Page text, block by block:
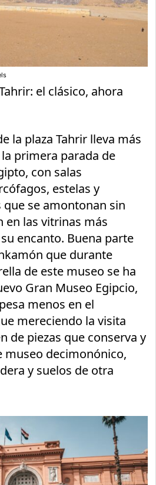
el clásico, ahora
la plaza Tahrir lleva más
primera parada de
con salas
estelas y
que se amontonan sin
en las vitrinas más
encanto. Buena parte
que durante
de este museo se ha
Gran Museo Egipcio,
menos en el
mereciendo la visita
de piezas que conserva y
museo decimonónico,
y suelos de otra